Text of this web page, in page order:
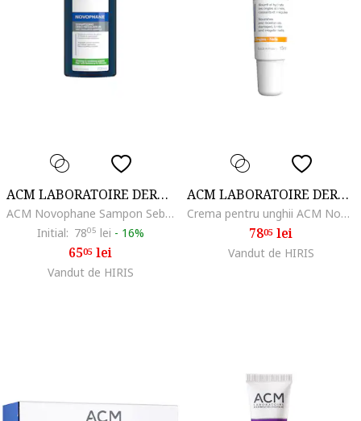
ACM LABORATOIRE DERMATOLOGIQUE
ACM Novophane Sampon Sebo-regulator, 200 ml
Initial: 7805 lei - 16%
6505 lei
Vandut de HIRIS
ACM LABORATOIRE DERMATOLOGIQUE
Crema pentru unghii ACM Novophane, 15 ml
7805 lei
Vandut de HIRIS